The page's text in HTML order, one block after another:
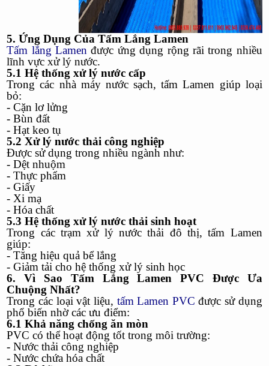
5. Ứng Dụng Của Tấm Lắng Lamen
Tấm lắng Lamen được ứng dụng rộng rãi trong nhiều
lĩnh vực xử lý nước.
5.1 Hệ thống xử lý nước cấp
Trong các nhà máy nước sạch, tấm Lamen giúp loại
bỏ:
- Cặn lơ lửng
- Bùn đất
- Hạt keo tụ
5.2 Xử lý nước thải công nghiệp
Được sử dụng trong nhiều ngành như:
- Dệt nhuộm
- Thực phẩm
- Giấy
- Xi mạ
- Hóa chất
5.3 Hệ thống xử lý nước thải sinh hoạt
Trong các trạm xử lý nước thải đô thị, tấm Lamen
giúp:
- Tăng hiệu quả bể lắng
- Giảm tải cho hệ thống xử lý sinh học
6. Vì Sao Tấm Lắng Lamen PVC Được Ưa
Chuộng Nhất?
Trong các loại vật liệu, tấm Lamen PVC được sử dụng
phổ biến nhờ các ưu điểm:
6.1 Khả năng chống ăn mòn
PVC có thể hoạt động tốt trong môi trường:
- Nước thải công nghiệp
- Nước chứa hóa chất